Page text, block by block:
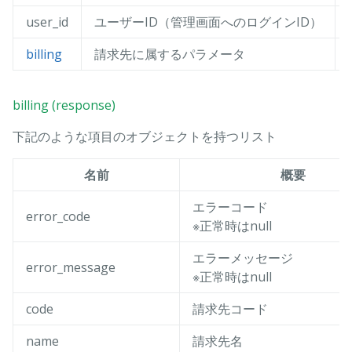
user_id
ユーザーID（管理画面へのログインID）
billing
請求先に属するパラメータ
billing (response)
下記のような項目のオブジェクトを持つリスト
名前 概要
error_code
エラーコード
※正常時はnull
error_message
エラーメッセージ
※正常時はnull
code
請求先コード
name
請求先名